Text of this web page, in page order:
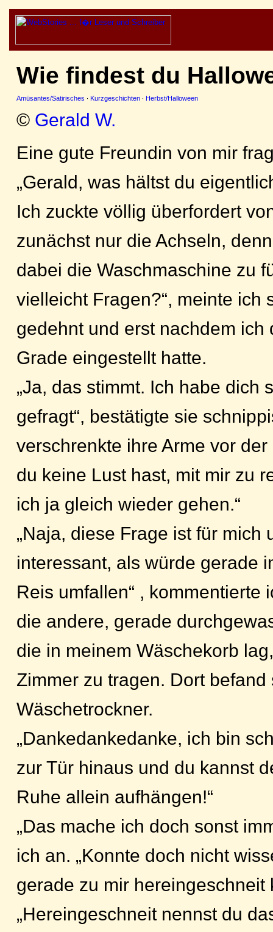
Wie findest du
Amüsantes/Satirisches · Kurzgeschichten · Herbst/Halloween
© Gerald W.
Eine gute Freundin von mir
„Gerald, was hältst du
Ich zuckte völlig überfordert
zunächst nur die Achseln,
dabei die Waschmaschine zu
vielleicht Fragen?“, meinte ich
gedehnt und erst nachdem ich
Grade eingestellt hatte.
„Ja, das stimmt. Ich habe dich
gefragt“, bestätigte sie
verschrenkte ihre Arme vor der
du keine Lust hast, mit mir zu
ich ja gleich wieder gehen.“
„Naja, diese Frage ist für mich
interessant, als würde gerade
Reis umfallen“ , kommentierte
die andere, gerade
die in meinem Wäschekorb
Zimmer zu tragen. Dort
Wäschetrockner.
„Dankedankedanke, ich bin
zur Tür hinaus und du kannst
Ruhe allein aufhängen!“
„Das mache ich doch sonst
ich an. „Konnte doch nicht
gerade zu mir hereingeschneit
„Hereingeschneit nennst du